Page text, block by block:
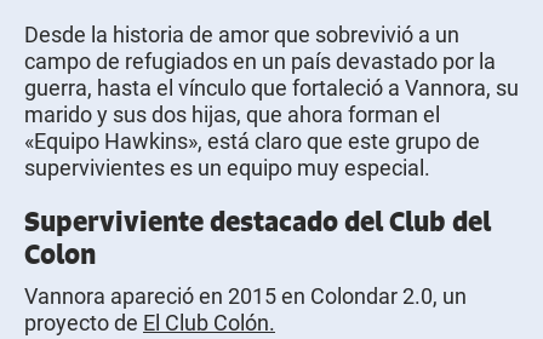
Desde la historia de amor que sobrevivió a un
campo de refugiados en un país devastado por la
guerra, hasta el vínculo que fortaleció a Vannora, su
marido y sus dos hijas, que ahora forman el
«Equipo Hawkins», está claro que este grupo de
supervivientes es un equipo muy especial.
Superviviente destacado del Club del
Colon
Vannora apareció en 2015 en Colondar 2.0, un
proyecto de El Club Colón.